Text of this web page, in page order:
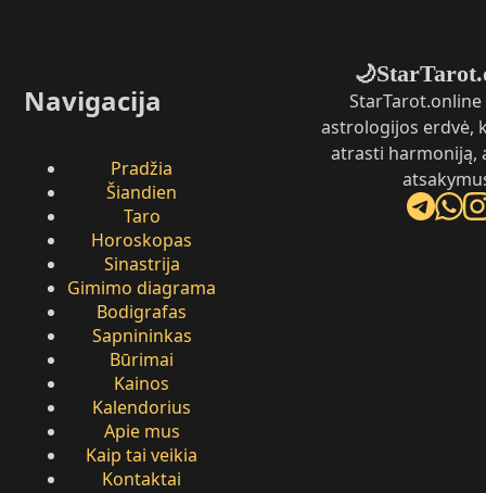
Navigacija
Pradžia
Šiandien
Taro
Horoskopas
Sinastrija
Gimimo diagrama
Bodigrafas
Sapnininkas
Būrimai
Kainos
Kalendorius
Apie mus
Kaip tai veikia
Kontaktai
🌙
StarTarot.online
astrologijos erdvė,
atrasti harmoniją,